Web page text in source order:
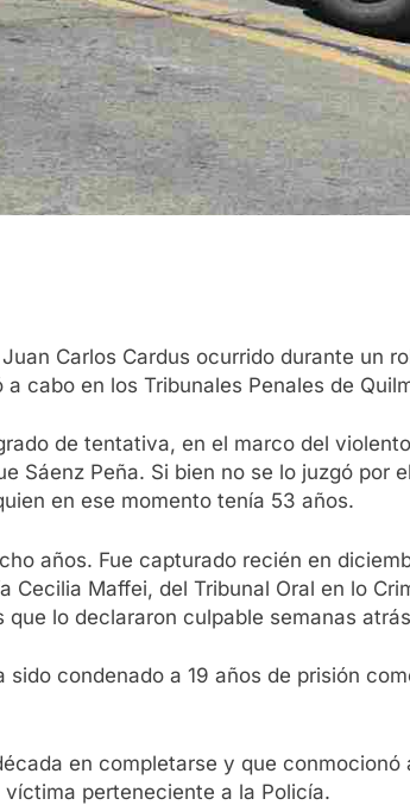
Carlos Cardus ocurrido durante un
cabo en los Tribunales Penales de
de tentativa, en el marco del
Sáenz Peña. Si bien no se lo juzgó por
en ese momento tenía 53 años.
años. Fue capturado recién en
Maffei, del Tribunal Oral en lo
lo declararon culpable semanas
condenado a 19 años de prisión
en completarse y que conmocionó
perteneciente a la Policía.